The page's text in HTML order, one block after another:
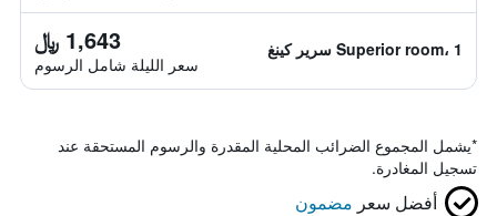
Superior room، 1 سرير كينغ 1,643 ﷼
سعر الليلة شامل الرسوم
*يشمل المجموع الضرائب المحلية المقدرة والرسوم المستحقة عند
تسجيل المغادرة.
أفضل سعر مضمون